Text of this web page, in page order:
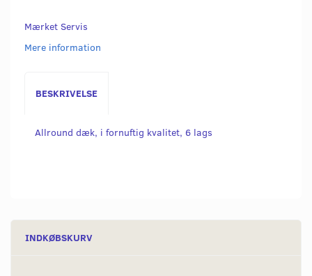
Mærket Servis
Mere information
BESKRIVELSE
Allround dæk, i fornuftig kvalitet, 6 lags
INDKØBSKURV